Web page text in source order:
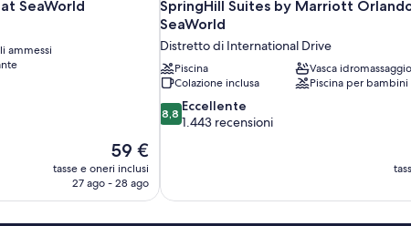
SeaWorld
ammessi
Il
prezzo
attuale
59 €
tasse e oneri inclusi
27 ago - 28 ago
SpringHill Suites by Marriott
SeaWorld
Distretto di International Drive
Piscina
Vasca idromassaggio
Colazione inclusa
Piscina per bambini
8.8
su
recensioni
8,8 Eccellente
1.443 recensioni